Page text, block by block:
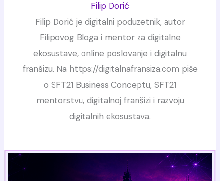
Filip Dorić
Filip Dorić je digitalni poduzetnik, autor
Filipovog Bloga i mentor za digitalne
ekosustave, online poslovanje i digitalnu
franšizu. Na https://digitalnafransiza.com piše
o SFT21 Business Conceptu, SFT21
mentorstvu, digitalnoj franšizi i razvoju
digitalnih ekosustava.